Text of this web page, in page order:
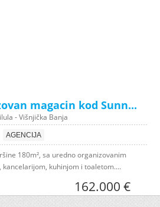
magacin kod Sunn...
- Višnjička Banja
AGENCIJA
180m², sa uredno organizovanim
kuhinjom i toaletom....
162.000 €